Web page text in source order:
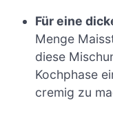
Für eine
Menge
diese
Kochphase
cremig zu